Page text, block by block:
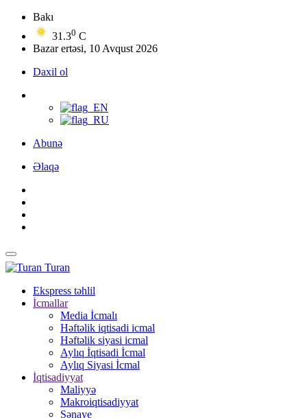
Bakı
31.30 C
Bazar ertəsi, 10 Avqust 2026
Daxil ol
Abunə
Əlaqə
Turan
Ekspress təhlil
İcmallar
Media İcmalı
Həftəlik iqtisadi icmal
Həftəlik siyasi icmal
Aylıq İqtisadi İcmal
Aylıq Siyasi İcmal
İqtisadiyyat
Maliyyə
Makroiqtisadiyyat
Sənaye